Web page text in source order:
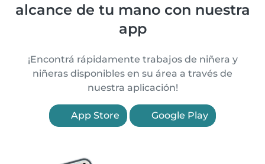
alcance de tu mano con nuestra
app
¡Encontrá rápidamente trabajos de niñera y
niñeras disponibles en su área a través de
nuestra aplicación!
App Store Google Play